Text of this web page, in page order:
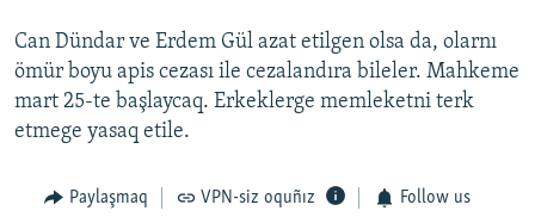
Can Dündar ve Erdem Gül azat etilgen olsa da, olarnı
ömür boyu apis cezası ile cezalandıra bileler. Mahkeme
mart 25-te başlaycaq. Erkeklerge memleketni terk
etmege yasaq etile.
Paylaşmaq VPN-siz oquñız Follow us